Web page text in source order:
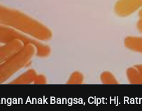
Anak Bangsa, Cipt: Hj.